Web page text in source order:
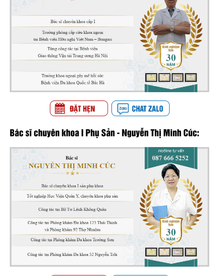
Bác sĩ chuyên khoa I Phụ Sản - Nguyễn Thị Minh Cúc: